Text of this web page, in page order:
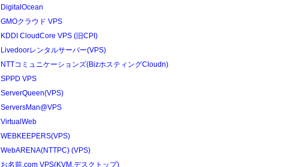
DigitalOcean
GMOクラウド VPS
KDDI CloudCore VPS (旧CPI)
Livedoorレンタルサーバー(VPS)
NTTコミュニケーションズ(BizホスティングCloudn)
SPPD VPS
ServerQueen(VPS)
ServersMan@VPS
VirtualWeb
WEBKEEPERS(VPS)
WebARENA(NTTPC) (VPS)
お名前.com VPS(KVM,デスクトップ)